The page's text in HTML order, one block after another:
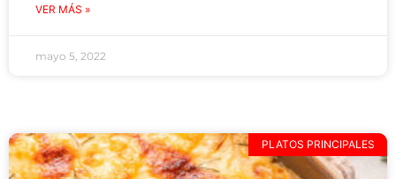
VER MÁS »
mayo 5, 2022
PLATOS PRINCIPALES